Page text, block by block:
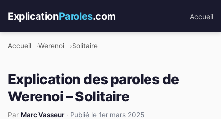
ExplicationParoles.com Accueil
Accueil Werenoi Solitaire
Explication des paroles de
Werenoi – Solitaire
Par Marc Vasseur· Publié le 1er mars 2025 ·